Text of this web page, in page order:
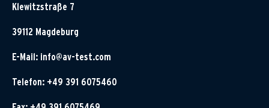
Klewitzstraße 7
39112 Magdeburg
E-Mail: info@av-test.com
Telefon: +49 391 6075460